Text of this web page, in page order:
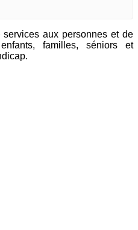
aux personnes et de
familles, séniors et